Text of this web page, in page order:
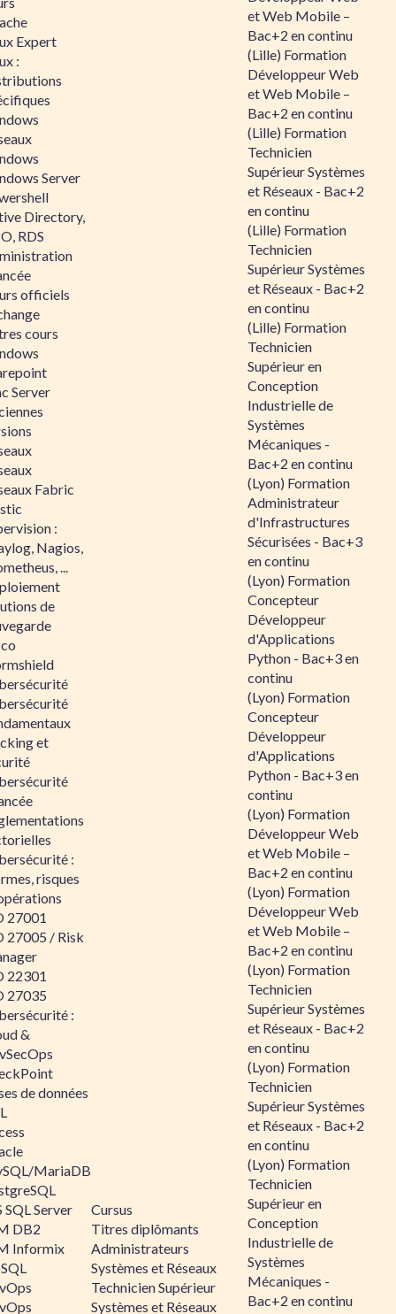
Expert
:
Server
Directory,
RDS
officiels
cours
Server
Fabric
:
Nagios,
...
de
et
:
risques
27001
27005 / Risk
22301
27035
:
&
de données
MariaDB
SQL Server
DB2
Informix
Cursus
Titres diplômants
Administrateurs
Systèmes et Réseaux
Technicien Supérieur
Systèmes et Réseaux
et Web Mobile –
Bac+2 en continu
(Lille) Formation
Développeur Web
et Web Mobile –
Bac+2 en continu
(Lille) Formation
Technicien
Supérieur Systèmes
et Réseaux - Bac+2
en continu
(Lille) Formation
Technicien
Supérieur Systèmes
et Réseaux - Bac+2
en continu
(Lille) Formation
Technicien
Supérieur en
Conception
Industrielle de
Systèmes
Mécaniques -
Bac+2 en continu
(Lyon) Formation
Administrateur
d'Infrastructures
Sécurisées - Bac+3
en continu
(Lyon) Formation
Concepteur
Développeur
d'Applications
Python - Bac+3 en
continu
(Lyon) Formation
Concepteur
Développeur
d'Applications
Python - Bac+3 en
continu
(Lyon) Formation
Développeur Web
et Web Mobile –
Bac+2 en continu
(Lyon) Formation
Développeur Web
et Web Mobile –
Bac+2 en continu
(Lyon) Formation
Technicien
Supérieur Systèmes
et Réseaux - Bac+2
en continu
(Lyon) Formation
Technicien
Supérieur Systèmes
et Réseaux - Bac+2
en continu
(Lyon) Formation
Technicien
Supérieur en
Conception
Industrielle de
Systèmes
Mécaniques -
Bac+2 en continu